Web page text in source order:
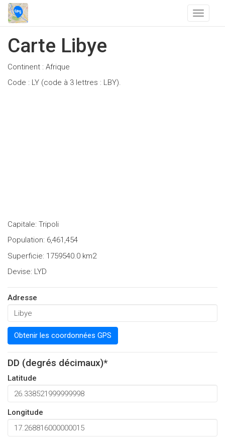
T
o
Carte Libye
Continent : Afrique
Code : LY (code à 3 lettres : LBY).
Capitale: Tripoli
Population: 6,461,454
Superficie: 1759540.0 km2
Devise: LYD
Adresse
Obtenir les coordonnées GPS
DD (degrés décimaux)*
Latitude
Longitude